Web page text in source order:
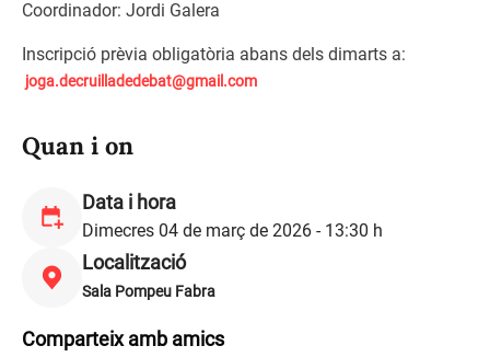
Coordinador: Jordi Galera
Inscripció prèvia obligatòria abans dels dimarts a:
joga.decruilladedebat@gmail.com
Quan i on
Data i hora
Dimecres 04 de març de 2026 - 13:30 h
Localització
Sala Pompeu Fabra
Comparteix amb amics